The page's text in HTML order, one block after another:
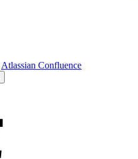
Atlassian Confluence